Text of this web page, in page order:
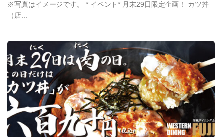
※写真はイメージです。 * イベント* 月末29日限定企画！ カツ丼
（店...